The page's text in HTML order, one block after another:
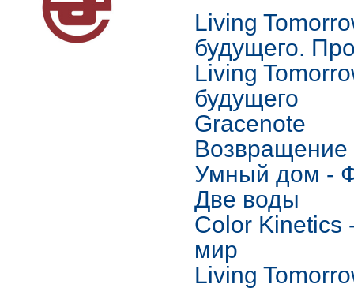
Living
будущего.
Living
будущего
Gracenote
Умный дом -
Две воды
Color
мир
Living